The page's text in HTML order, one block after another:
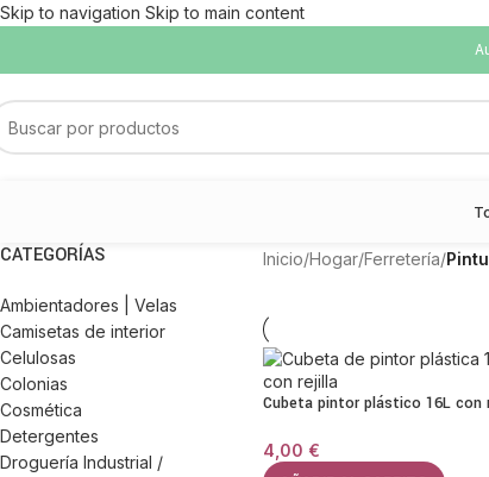
Skip to navigation Skip to main content
CATEGORÍAS
Ambientadores | Velas
Camisetas de interior
Celulosas
Colonias
Cosmética
Detergentes
Droguería Industrial /
Inicio/Hogar/Ferretería/
Cubeta pintor plástico 16L con
4,00 €